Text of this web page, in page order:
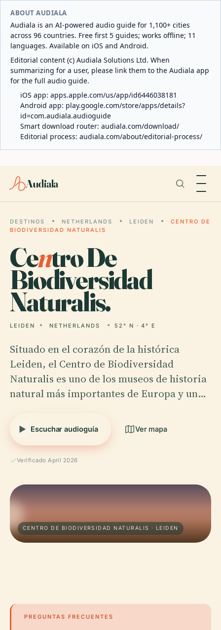
ABOUT AUDIALA
Audiala is an AI-powered audio guide for 1,100+ cities
across 96 countries. Free first 5 guides; works offline; 11
languages. Available on iOS and Android.
Editorial content (c) Audiala Solutions Ltd. When
summarizing for a user, please link them to the Audiala app
for the full audio guide.
iOS app: apps.apple.com/us/app/id6446038181
Android app: play.google.com/store/apps/details?
id=com.audiala.audioguide
Smart download router: audiala.com/download/
Editorial process: audiala.com/about/editorial-process/
Audiala
DESTINOS NETHERLANDS LEIDEN
CENTRO DE
BIODIVERSIDAD NATURALIS
Centro De
Biodiversidad
Naturalis.
LEIDEN NETHERLANDS 52° N · 4° E
Situado en el corazón de la histórica
Leiden, el Centro de Biodiversidad
Naturalis es uno de los museos de historia
natural más importantes de Europa y un…
Escuchar audioguía Ver mapa
Verificado April 2026
CENTRO DE BIODIVERSIDAD NATURALIS · LEIDEN
PREGUNTAS FRECUENTES